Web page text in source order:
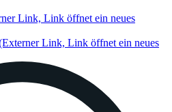
Link, Link öffnet ein neues
Link, Link öffnet ein neues